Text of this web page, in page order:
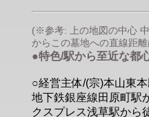
(※参考: 上の地図の中心
からこの墓地への直線距
●特色/駅から至近な都
○経営主体/(宗)本山東
地下鉄銀座線田原町駅
クスプレス浅草駅から